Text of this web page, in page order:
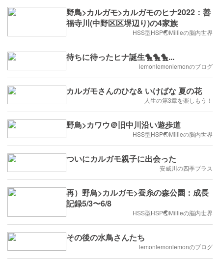
野鳥>カルガモ>カルガモのヒナ2022：善
福寺川(中野区区堺辺り)の4家族
HSS型HSP🌏Millieの脳内世界
待ちに待ったヒナ誕生🐤🐤🐤...
lemonlemonlemonのブログ
カルガモさんのひな& いけばな 夏の花
人生の第3章を楽しもう！
野鳥>カワウ＠旧中川沿い遊歩道
HSS型HSP🌏Millieの脳内世界
ついにカルガモ親子に出会った
安威川の四季プラス
再）野鳥>カルガモ>蚕糸の森公園：成長
記録5/3〜6/8
HSS型HSP🌏Millieの脳内世界
その後の水鳥さんたち
lemonlemonlemonのブログ